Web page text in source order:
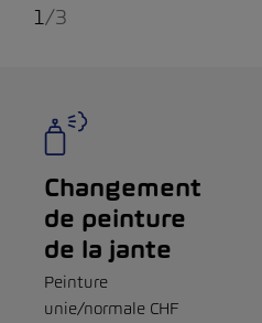
1/3
Changement
de peinture
de la jante
Peinture
unie/normale CHF